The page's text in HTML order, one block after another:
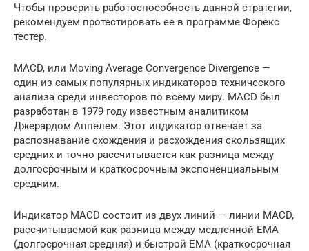
Чтобы проверить работоспособность данной стратегии,
рекомендуем протестировать ее в программе Форекс
тестер.
MACD, или Moving Average Convergence Divergence —
один из самых популярных индикаторов технического
анализа среди инвесторов по всему миру. MACD был
разработан в 1979 году известным аналитиком
Джерардом Аппелем. Этот индикатор отвечает за
распознавание схождения и расхождения скользящих
средних и точно рассчитывается как разница между
долгосрочным и краткосрочным экспоненциальным
средним.
Индикатор MACD состоит из двух линий — линии MACD,
рассчитываемой как разница между медленной EMA
(долгосрочная средняя) и быстрой EMA (краткосрочная